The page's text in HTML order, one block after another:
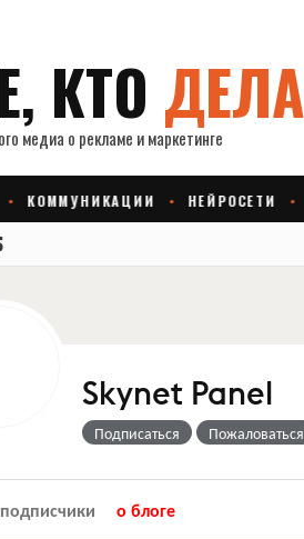
Skynet Panel
Подписаться Пожаловаться
подписчики о блоге